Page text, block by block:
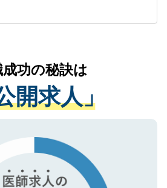
使用いたします。お預かりし
の個人データはご本人の許可
の取り扱いについての厳密な
たした事業者のみに付与され
シーマークを取得済みです。
に関してもご安心ください。
現在の医療機関の状況や紹介
ながら、適切なアドバイスを
きます。すぐにご転職をされ
長期的なサポートが可能です
ご登録ください。
功の秘訣は
開求人」